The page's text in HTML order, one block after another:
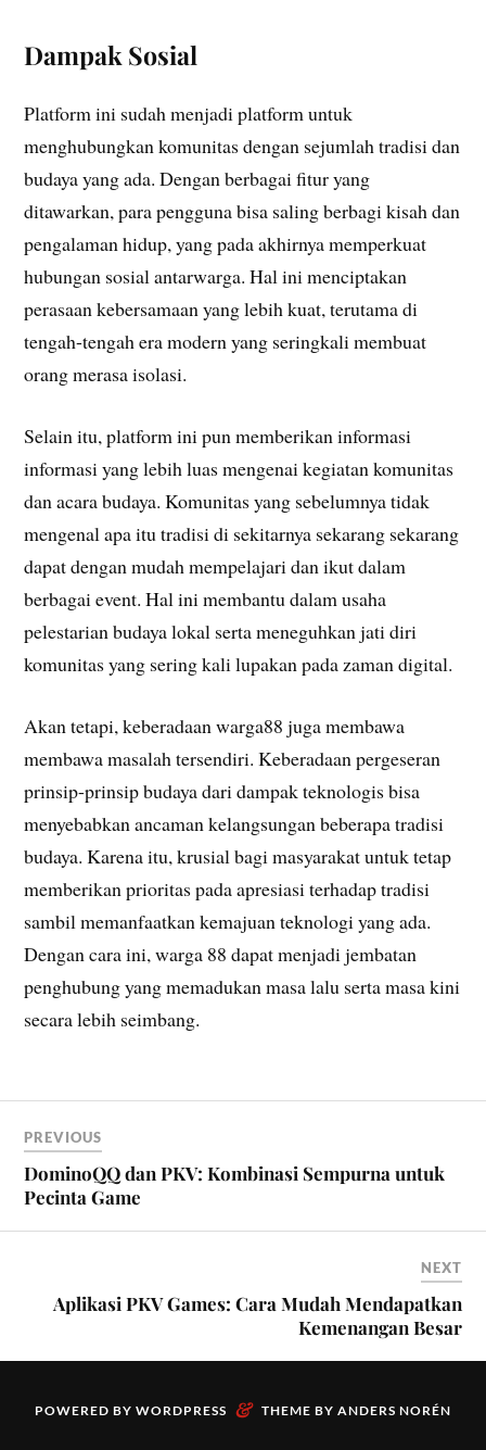
Dampak Sosial
Platform ini sudah menjadi platform untuk
menghubungkan komunitas dengan sejumlah tradisi dan
budaya yang ada. Dengan berbagai fitur yang
ditawarkan, para pengguna bisa saling berbagi kisah dan
pengalaman hidup, yang pada akhirnya memperkuat
hubungan sosial antarwarga. Hal ini menciptakan
perasaan kebersamaan yang lebih kuat, terutama di
tengah-tengah era modern yang seringkali membuat
orang merasa isolasi.
Selain itu, platform ini pun memberikan informasi
informasi yang lebih luas mengenai kegiatan komunitas
dan acara budaya. Komunitas yang sebelumnya tidak
mengenal apa itu tradisi di sekitarnya sekarang sekarang
dapat dengan mudah mempelajari dan ikut dalam
berbagai event. Hal ini membantu dalam usaha
pelestarian budaya lokal serta meneguhkan jati diri
komunitas yang sering kali lupakan pada zaman digital.
Akan tetapi, keberadaan warga88 juga membawa
membawa masalah tersendiri. Keberadaan pergeseran
prinsip-prinsip budaya dari dampak teknologis bisa
menyebabkan ancaman kelangsungan beberapa tradisi
budaya. Karena itu, krusial bagi masyarakat untuk tetap
memberikan prioritas pada apresiasi terhadap tradisi
sambil memanfaatkan kemajuan teknologi yang ada.
Dengan cara ini, warga 88 dapat menjadi jembatan
penghubung yang memadukan masa lalu serta masa kini
secara lebih seimbang.
PREVIOUS
DominoQQ dan PKV: Kombinasi Sempurna untuk
Pecinta Game
NEXT
Aplikasi PKV Games: Cara Mudah Mendapatkan
Kemenangan Besar
POWERED BY WORDPRESS & THEME BY ANDERS NORÉN